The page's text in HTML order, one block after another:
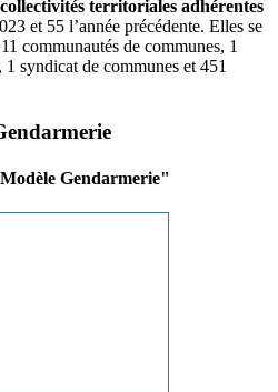
territoriales adhérentes
et 55 l’année précédente. Elles se
communautés de communes, 1
syndicat de communes et 451
Gendarmerie"